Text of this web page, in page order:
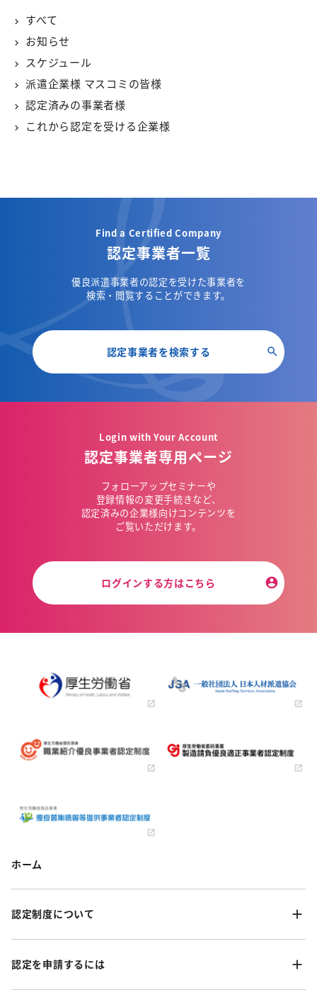
すべて
お知らせ
スケジュール
派遣企業様 マスコミの皆様
認定済みの事業者様
これから認定を受ける企業様
Find a Certified Company
認定事業者一覧
優良派遣事業者の認定を受けた事業者を
検索・閲覧することができます。
認定事業者を検索する
Login with Your Account
認定事業者専用ページ
フォローアップセミナーや
登録情報の変更手続きなど、
認定済みの企業様向けコンテンツを
ご覧いただけます。
ログインする方はこちら
ホーム
認定制度について
認定を申請するには